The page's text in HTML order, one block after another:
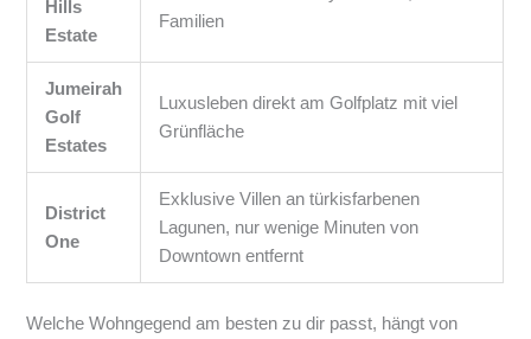
Hills
Estate
Familien
Jumeirah
Golf
Estates
Luxusleben direkt am Golfplatz mit viel
Grünfläche
District
One
Exklusive Villen an türkisfarbenen
Lagunen, nur wenige Minuten von
Downtown entfernt
Welche Wohngegend am besten zu dir passt, hängt von